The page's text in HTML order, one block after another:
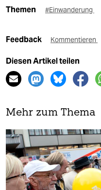
Themen #Einwanderung
Feedback Kommentieren
Diesen Artikel teilen
Mehr zum Thema